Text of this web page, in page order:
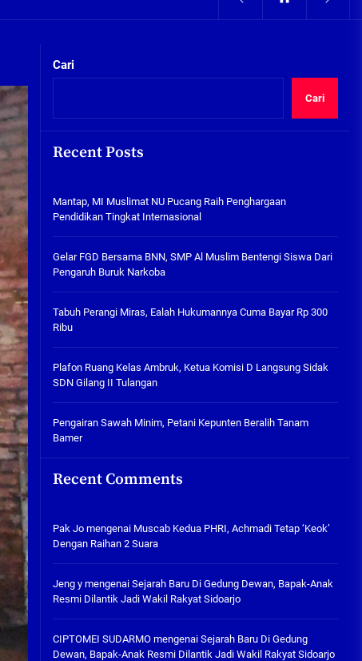
05/08/2026
Mantap, MI Muslimat NU
Pucang Raih Penghargaan
Gelar FGD Bersama BNN, SMP Al
Muslim Bentengi Siswa Dari
Pengaruh Buruk Narkoba
05/08/2026
300 Ribu
Plafon Ruang Kelas Ambruk,
Ketua Komisi D Langsung Sidak
SDN Gilang II Tulangan
05/08/2026
05/08/2026
Integritas
Cari
Cari
Recent Posts
Mantap, MI Muslimat NU Pucang Raih Penghargaan
Pendidikan Tingkat Internasional
Gelar FGD Bersama BNN, SMP Al Muslim Bentengi Siswa Dari
Pengaruh Buruk Narkoba
Tabuh Perangi Miras, Ealah Hukumannya Cuma Bayar Rp 300
Ribu
Plafon Ruang Kelas Ambruk, Ketua Komisi D Langsung Sidak
SDN Gilang II Tulangan
Pengairan Sawah Minim, Petani Kepunten Beralih Tanam
Bamer
Recent Comments
Pak Jomengenai Muscab Kedua PHRI, Achmadi Tetap ‘Keok’
Dengan Raihan 2 Suara
Jeng ymengenai Sejarah Baru Di Gedung Dewan, Bapak-Anak
Resmi Dilantik Jadi Wakil Rakyat Sidoarjo
CIPTOMEI SUDARMOmengenai Sejarah Baru Di Gedung
Dewan, Bapak-Anak Resmi Dilantik Jadi Wakil Rakyat Sidoarjo